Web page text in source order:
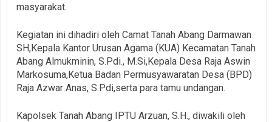
masyarakat.
Kegiatan ini dihadiri oleh Camat Tanah Abang Darmawan
SH,Kepala Kantor Urusan Agama (KUA) Kecamatan Tanah
Abang Almukminin, S.Pdi., M.Si,Kepala Desa Raja Aswin
Markosuma,Ketua Badan Permusyawaratan Desa (BPD)
Raja Azwar Anas, S.Pdi,serta para tamu undangan.
Kapolsek Tanah Abang IPTU Arzuan, S.H., diwakili oleh